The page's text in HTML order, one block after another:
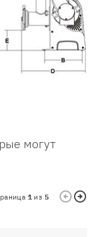
могут
1 из 5